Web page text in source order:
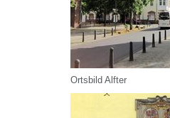
Ortsbild Alfter